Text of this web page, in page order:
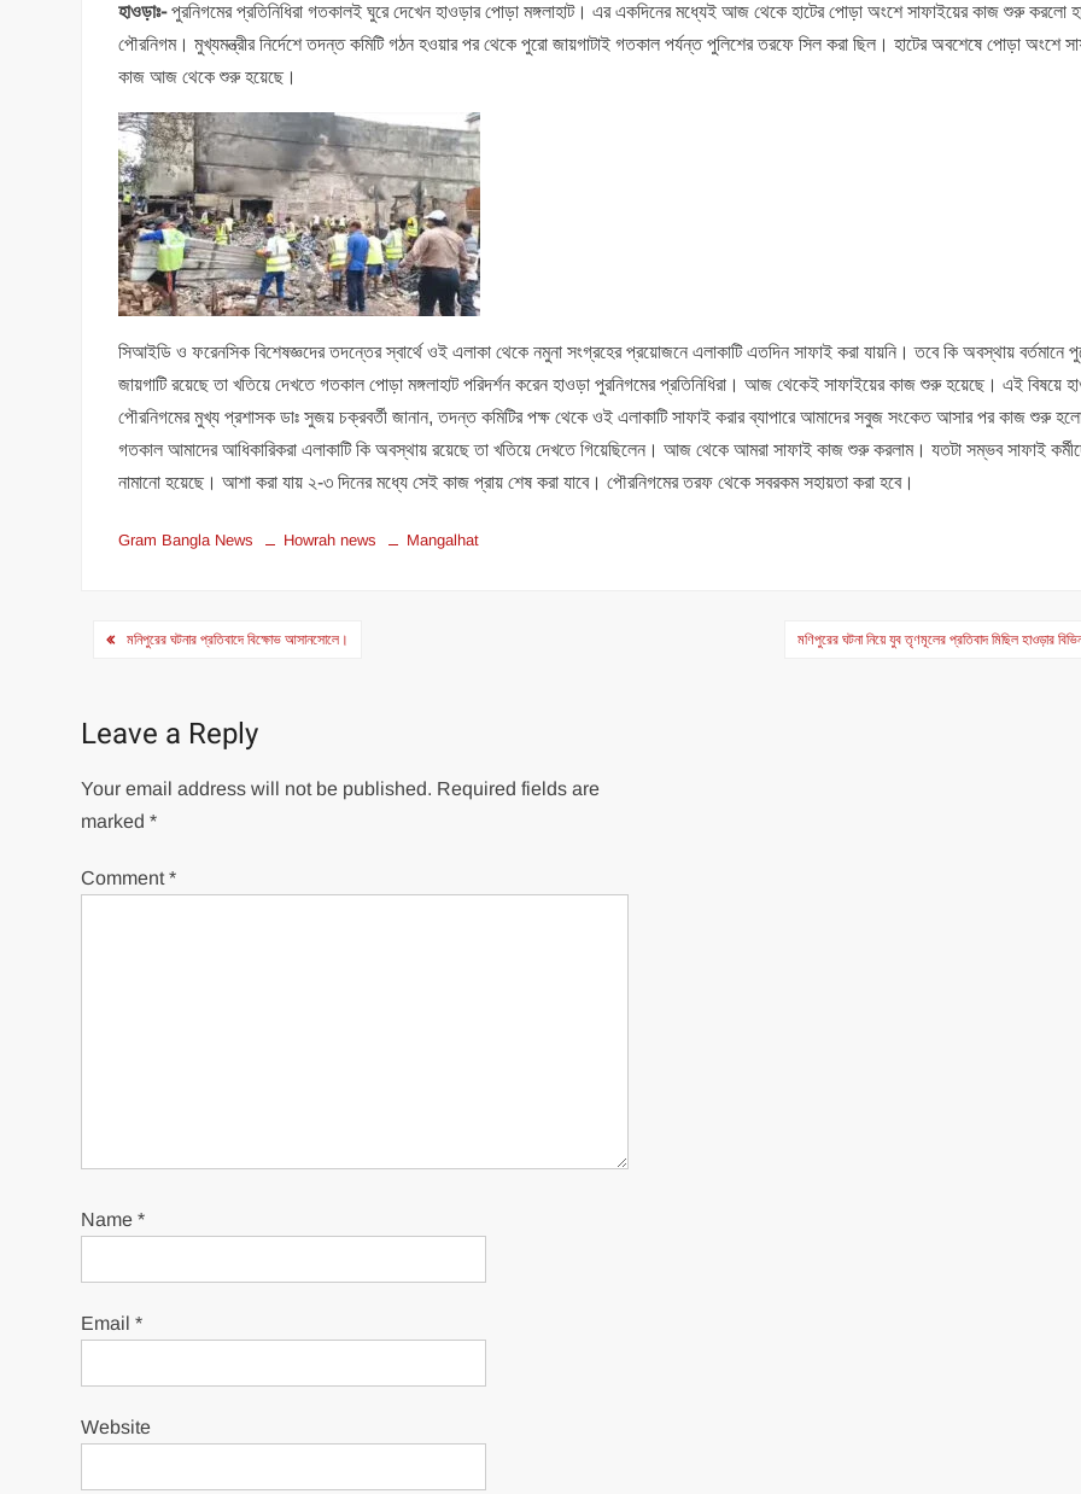
হাওড়াঃ-পুরনিগমের প্রতিনিধিরা গতকালই ঘুরে দেখেন হাওড়ার পোড়া মঙ্গলাহাট। এর একদিনের মধ্যেই আজ থেকে হাটের পোড়া অংশে সাফাইয়ের কাজ শুরু করলো
পৌরনিগম। মুখ্যমন্ত্রীর নির্দেশে তদন্ত কমিটি গঠন হওয়ার পর থেকে পুরো জায়গাটাই গতকাল পর্যন্ত পুলিশের তরফে সিল করা ছিল। হাটের অবশেষে পোড়া অংশে
কাজ আজ থেকে শুরু হয়েছে।
সিআইডি ও ফরেনসিক বিশেষজ্ঞদের তদন্তের স্বার্থে ওই এলাকা থেকে নমুনা সংগ্রহের প্রয়োজনে এলাকাটি এতদিন সাফাই করা যায়নি। তবে কি অবস্থায় বর্তমানে
জায়গাটি রয়েছে তা খতিয়ে দেখতে গতকাল পোড়া মঙ্গলাহাট পরিদর্শন করেন হাওড়া পুরনিগমের প্রতিনিধিরা। আজ থেকেই সাফাইয়ের কাজ শুরু হয়েছে। এই বিষয়ে
পৌরনিগমের মুখ্য প্রশাসক ডাঃ সুজয় চক্রবর্তী জানান, তদন্ত কমিটির পক্ষ থেকে ওই এলাকাটি সাফাই করার ব্যাপারে আমাদের সবুজ সংকেত আসার পর কাজ শুরু
গতকাল আমাদের আধিকারিকরা এলাকাটি কি অবস্থায় রয়েছে তা খতিয়ে দেখতে গিয়েছিলেন। আজ থেকে আমরা সাফাই কাজ শুরু করলাম। যতটা সম্ভব সাফাই
নামানো হয়েছে। আশা করা যায় ২-৩ দিনের মধ্যে সেই কাজ প্রায় শেষ করা যাবে। পৌরনিগমের তরফ থেকে সবরকম সহায়তা করা হবে।
Gram Bangla News Howrah news Mangalhat
Post
মনিপুরের ঘটনার প্রতিবাদে বিক্ষোভ আসানসোলে। মণিপুরের ঘটনা নিয়ে যুব তৃণমূলের প্রতিবাদ মিছিল হাওড়ার
Leave a Reply
Your email address will not be published. Required fields are
marked*
Comment*
Name*
Email*
Website